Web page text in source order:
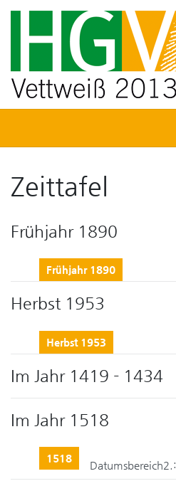
Zeittafel
Frühjahr 1890
Frühjahr 1890
Herbst 1953
Herbst 1953
Im Jahr 1419 - 1434
Im Jahr 1518
1518
Datumsbereich2.: